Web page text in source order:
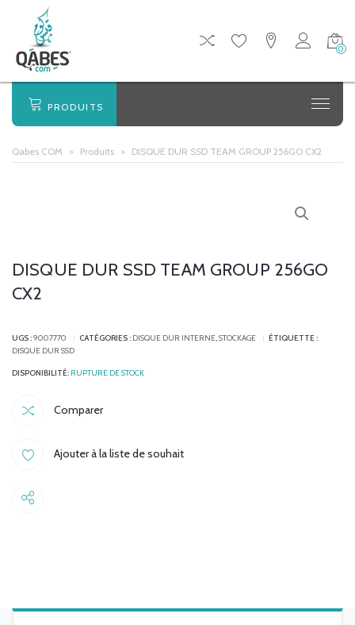
0
PRODUITS
Qabes COM > Produits > DISQUE DUR SSD TEAM GROUP 256GO CX2
DISQUE DUR SSD TEAM GROUP 256GO
CX2
UGS :9007770 CATÉGORIES : DISQUE DUR INTERNE,STOCKAGE
ÉTIQUETTE :
DISQUE DUR SSD
Comparer
Ajouter à la liste de souhait
RUPTURE DE STOCK